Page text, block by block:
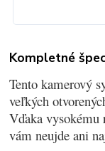
Kompletné
Tento kamerový
veľkých
Vďaka
vám neujde ani